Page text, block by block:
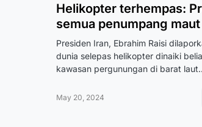
Helikopter terhempas:
semua penumpang maut
Presiden Iran, Ebrahim Raisi
dunia selepas helikopter dinaiki
kawasan pergunungan di barat
May 20, 2024